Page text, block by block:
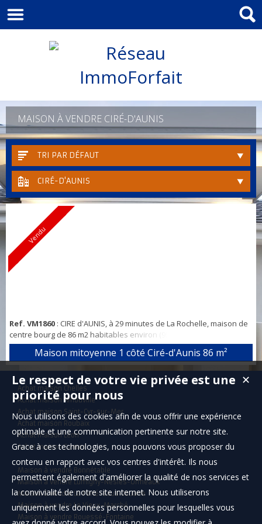
MAISON À VENDRE CIRÉ-D'AUNIS
TRI PAR DÉFAUT
CIRÉ-D'AUNIS
Vendu
Ref. VM1860 : CIRE d'AUNIS, à 29 minutes de La Rochelle, maison de
centre bourg de 86 m2 habitables environ (95 m2 au plancher) sur
une parcelle de 158 m2. En rez de chaussée, le bien comporte une
entrée de 4 m2, un salon séjour cuisine de 43 m2 environ, 2
chambres à l'est de 11.5 m2 chacune, une salle d'eau de 4.4 m2, un
w.c, un placard, une grande terrasse de 35 m2, deux places de
parking sur la pr...
Maison mitoyenne 1 côté Ciré-d'Aunis 86 m²
Achat maison Chelles
Achat maison Arnouville
Achat maison Saint-Cyr-sur-Mer
Achat maison Roubaix
Achat maison Léon
Achat maison Santec
Maison à vendre Bonnétable
Maison à vendre Lumigny-Nesles-Ormeaux
Maison à vendre La Ferté-sous-Jouarre
Maison à vendre Le Vieux-Marché
Maison à vendre Rouessé-Fontaine
✕
Le respect de votre vie privée est une
priorité pour nous
Nous utilisons des cookies afin de vous offrir une expérience
optimale et une communication pertinente sur notre site.
Grace à ces technologies, nous pouvons vous proposer du
contenu en rapport avec vos centres d'intérêt. Ils nous
permettent également d'améliorer la qualité de nos services et
la convivialité de notre site internet. Nous utiliserons
uniquement les données personnelles pour lesquelles vous